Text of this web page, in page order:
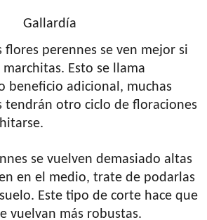
Gallardía
flores perennes se ven mejor si
Esto se llama
beneficio adicional, muchas
tendrán otro ciclo de floraciones
se vuelven demasiado altas
en el medio, trate de podarlas
Este tipo de corte hace que
vuelvan más robustas.